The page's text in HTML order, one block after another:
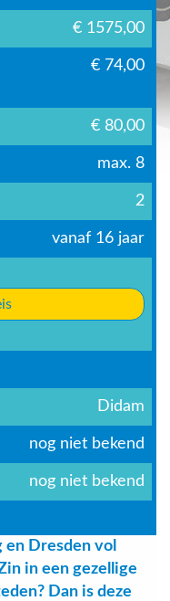
€ 1575,00
€ 74,00
€ 80,00
max. 8
2
vanaf 16 jaar
Didam
nog niet bekend
nog niet bekend
en Dresden vol
in een gezellige
Dan is deze